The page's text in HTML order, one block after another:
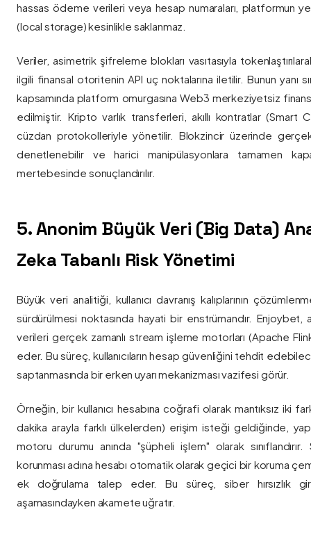
hassas ödeme verileri veya hesap numaraları, platformun
(local storage) kesinlikle saklanmaz.
Veriler, asimetrik şifreleme blokları vasıtasıyla
ilgili finansal otoritenin API uç noktalarına iletilir. Bunun yanı
kapsamında platform omurgasına Web3 merkeziyetsiz
edilmiştir. Kripto varlık transferleri, akıllı kontratlar (Smart
cüzdan protokolleriyle yönetilir. Blokzincir üzerinde
denetlenebilir ve harici manipülasyonlara tamamen
mertebesinde sonuçlandırılır.
5. Anonim Büyük Veri (Big Data)
Zeka Tabanlı Risk Yönetimi
Büyük veri analitiği, kullanıcı davranış kalıplarının
sürdürülmesi noktasında hayati bir enstrümandır. Enjoybet,
verileri gerçek zamanlı stream işleme motorları (Apache Flink
eder. Bu süreç, kullanıcıların hesap güvenliğini tehdit
saptanmasında bir erken uyarı mekanizması vazifesi görür.
Örneğin, bir kullanıcı hesabına coğrafi olarak mantıksız iki
dakika arayla farklı ülkelerden) erişim isteği geldiğinde,
motoru durumu anında "şüpheli işlem" olarak sınıflandırır.
korunması adına hesabı otomatik olarak geçici bir koruma
ek doğrulama talep eder. Bu süreç, siber hırsızlık
aşamasındayken akamete uğratır.